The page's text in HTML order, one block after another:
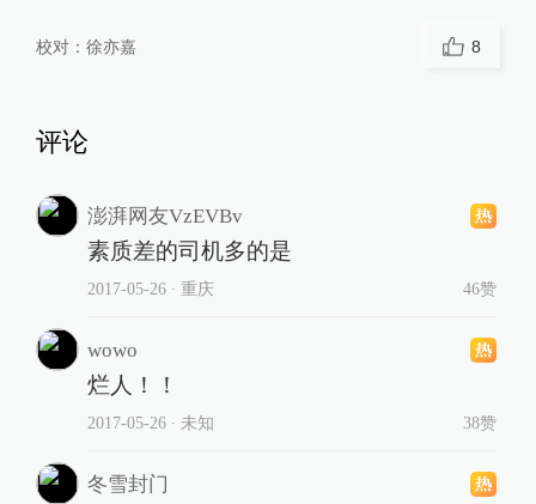
校对： 徐亦嘉 8
评论
澎湃网友VzEVBv
素质差的司机多的是
2017-05-26∙ 重庆 46赞
wowo
烂人！！
2017-05-26∙ 未知 38赞
冬雪封门